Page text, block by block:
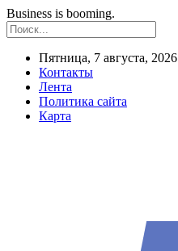
Business is booming.
Пятница, 7 августа, 2026
Контакты
Лента
Политика сайта
Карта